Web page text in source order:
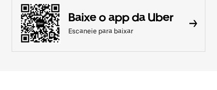
Baixe o app da Uber
Escaneie para baixar